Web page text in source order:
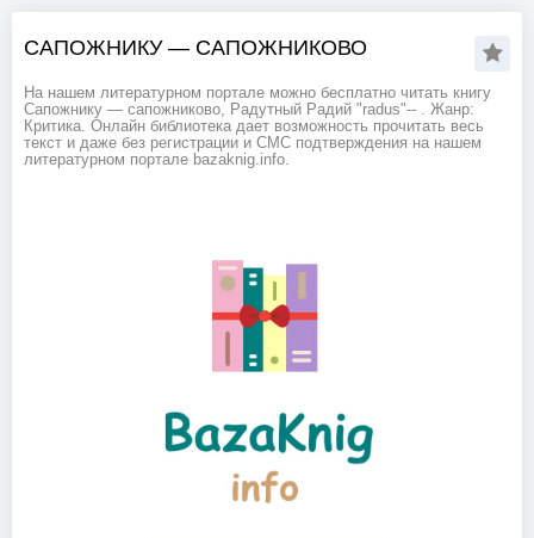
САПОЖНИКУ — САПОЖНИКОВО
На нашем литературном портале можно бесплатно читать книгу
Сапожнику — сапожниково, Радутный Радий "radus"-- . Жанр:
Критика. Онлайн библиотека дает возможность прочитать весь
текст и даже без регистрации и СМС подтверждения на нашем
литературном портале bazaknig.info.